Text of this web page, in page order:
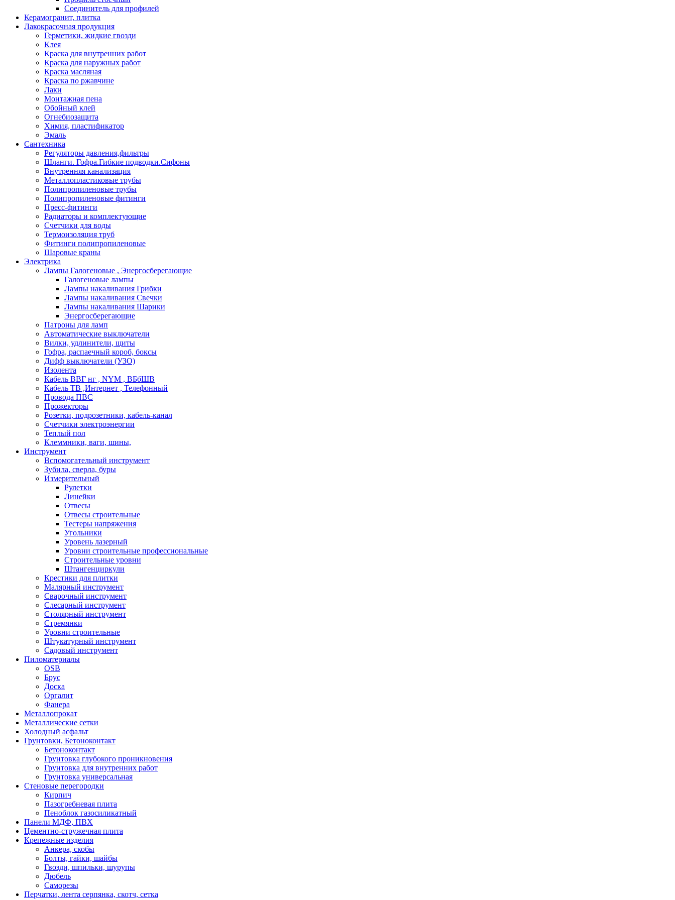
Соединитель для профилей
Керамогранит, плитка
Лакокрасочная продукция
Герметики, жидкие гвозди
Клея
Краска для внутренних работ
Краска для наружных работ
Краска масляная
Краска по ржавчине
Лаки
Монтажная пена
Обойный клей
Огнебиозащита
Химия, пластификатор
Эмаль
Сантехника
Регуляторы давления,фильтры
Шланги. Гофра.Гибкие подводки.Сифоны
Внутренняя канализация
Металлопластиковые трубы
Полипропиленовые трубы
Полипропиленовые фитинги
Пресс-фитинги
Радиаторы и комплектующие
Счетчики для воды
Термоизоляция труб
Фитинги полипропиленовые
Шаровые краны
Электрика
Лампы Галогеновые , Энергосберегающие
Галогеновые лампы
Лампы накаливания Грибки
Лампы накаливания Свечки
Лампы накаливания Шарики
Энергосберегающие
Патроны для ламп
Автоматические выключатели
Вилки, удлинители, щиты
Гофра, распаечный короб, боксы
Дифф выключатели (УЗО)
Изолента
Кабель ВВГ нг , NYM , ВБбШВ
Кабель ТВ ,Интернет , Телефонный
Провода ПВС
Прожекторы
Розетки, подрозетники, кабель-канал
Счетчики электроэнергии
Теплый пол
Клеммники, ваги, шины,
Инструмент
Вспомогательный инструмент
Зубила, сверла, буры
Измерительный
Рулетки
Линейки
Отвесы
Отвесы строительные
Тестеры напряжения
Угольники
Уровень лазерный
Уровни строительные профессиональные
Строительные уровни
Штангенциркули
Крестики для плитки
Малярный инструмент
Сварочный инструмент
Слесарный инструмент
Столярный инструмент
Стремянки
Уровни строительные
Штукатурный инструмент
Садовый инструмент
Пиломатериалы
OSB
Брус
Доска
Оргалит
Фанера
Металлопрокат
Металлические сетки
Холодный асфальт
Грунтовки, Бетоноконтакт
Бетоноконтакт
Грунтовка глубокого проникновения
Грунтовка для внутренних работ
Грунтовка универсальная
Стеновые перегородки
Кирпич
Пазогребневая плита
Пеноблок газосиликатный
Панели МДФ, ПВХ
Цементно-стружечная плита
Крепежные изделия
Анкера, скобы
Болты, гайки, шайбы
Гвозди, шпильки, шурупы
Дюбель
Саморезы
Перчатки, лента серпянка, скотч, сетка